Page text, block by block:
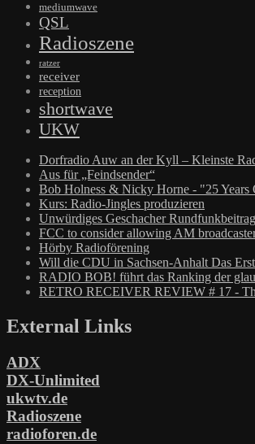
mediumwave
QSL
Radioszene
ratzer
receiver
reception
shortwave
UKW
Dorfradio Auw an der Kyll – Kleinste
Aus für „Feindsender“
Bob Holness & Nicky Horne - "25
Kurs: Radio-Jingles produzieren
Unwürdiges Geschacher
FCC to consider allowing AM
Hörby Radioförening
Will die CDU in Sachsen-Anhalt Das
RADIO BOB! führt das Ranking der
RETRO RECEIVER REVIEW # 17 -
External Links
ADX
DX-Unlimited
ukwtv.de
Radioszene
radioforen.de